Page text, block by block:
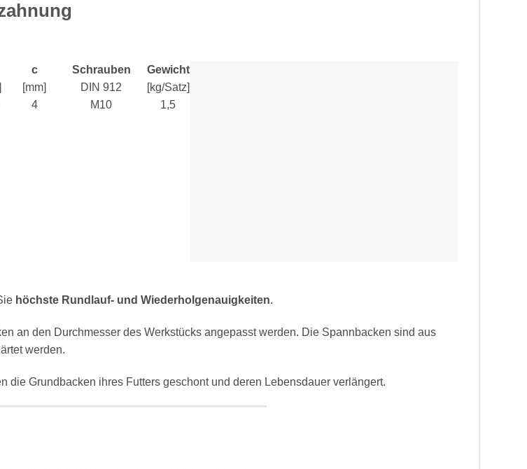
c
[mm]
4
Schrauben
DIN 912
M10
Gewicht
[kg/Satz]
1,5
höchste Rundlauf- und Wiederholgenauigkeiten.
an den Durchmesser des Werkstücks angepasst werden. Die Spannbacken sind aus
werden.
Grundbacken ihres Futters geschont und deren Lebensdauer verlängert.